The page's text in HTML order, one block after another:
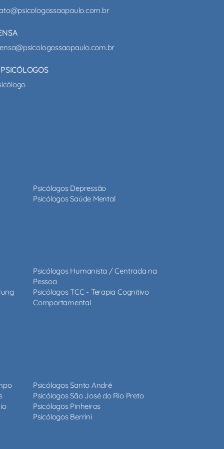
Psicólogos Depressão
Psicólogos Saúde Mental
Psicólogos Humanista / Centrada na
Pessoa
Psicólogos TCC - Terapia Cognitivo
Comportamental
Psicólogos Santo André
Psicólogos São José do Rio Preto
Psicólogos Pinheiros
Psicólogos Berrini